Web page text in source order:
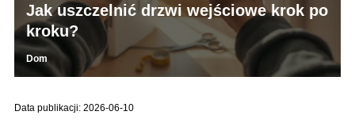
Jak uszczelnić drzwi wejściowe krok po
kroku?
Dom
Data publikacji: 2026-06-10